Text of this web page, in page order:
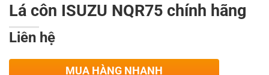
Lá côn ISUZU NQR75 chính hãng
Liên hệ
MUA HÀNG NHANH